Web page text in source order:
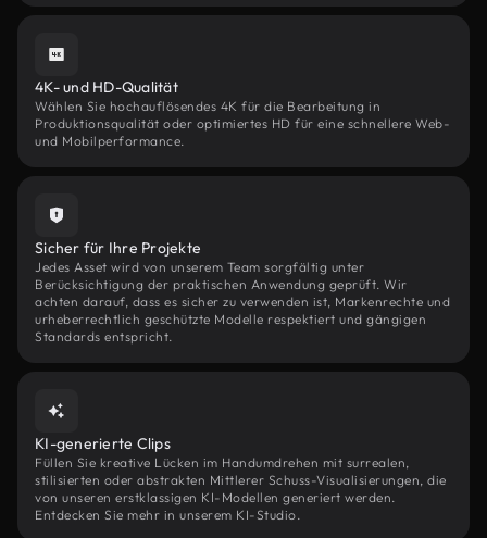
4K- und HD-Qualität
Wählen Sie hochauflösendes 4K für die Bearbeitung in
Produktionsqualität oder optimiertes HD für eine schnellere Web-
und Mobilperformance.
Sicher für Ihre Projekte
Jedes Asset wird von unserem Team sorgfältig unter
Berücksichtigung der praktischen Anwendung geprüft. Wir
achten darauf, dass es sicher zu verwenden ist, Markenrechte und
urheberrechtlich geschützte Modelle respektiert und gängigen
Standards entspricht.
KI-generierte Clips
Füllen Sie kreative Lücken im Handumdrehen mit surrealen,
stilisierten oder abstrakten Mittlerer Schuss-Visualisierungen, die
von unseren erstklassigen KI-Modellen generiert werden.
Entdecken Sie mehr in unserem KI-Studio.